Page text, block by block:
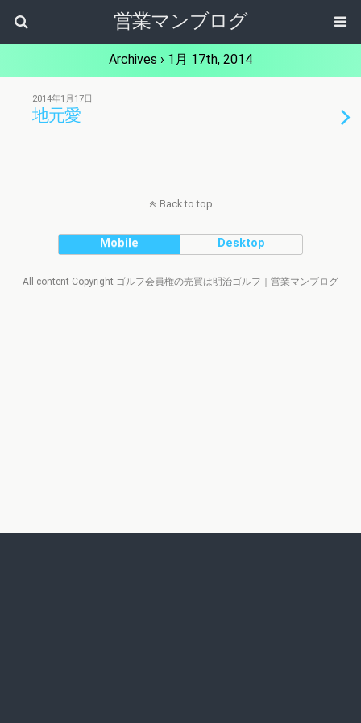
営業マンブログ
Archives › 1月 17th, 2014
2014年1月17日
地元愛
Back to top
Mobile Desktop
All content Copyright ゴルフ会員権の売買は明治ゴルフ｜営業マンブログ